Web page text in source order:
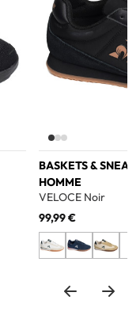
BASKETS &
HOMME
VELOCE Noir
99,99 €